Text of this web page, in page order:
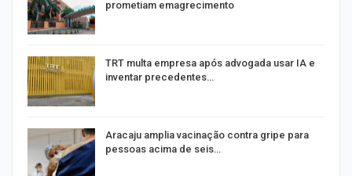
prometiam emagrecimento
TRT multa empresa após advogada usar IA e
inventar precedentes…
Aracaju amplia vacinação contra gripe para
pessoas acima de seis…